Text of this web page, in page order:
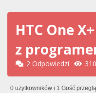
HTC One
z
2 Odpowiedzi
0 użytkowników i 1 Gość